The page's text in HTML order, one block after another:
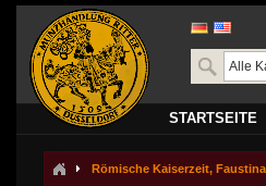
STARTSEITE
Römische Kaiserzeit,